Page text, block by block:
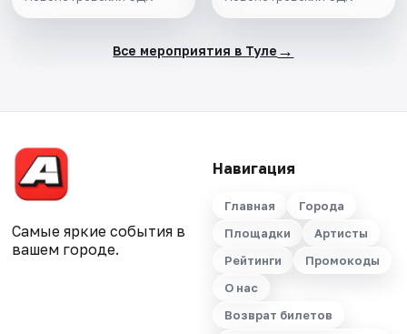
Все мероприятия в Туле →
Самые яркие события в
вашем городе.
Навигация
Главная
Города
Площадки
Артисты
Рейтинги
Промокоды
О нас
Возврат билетов